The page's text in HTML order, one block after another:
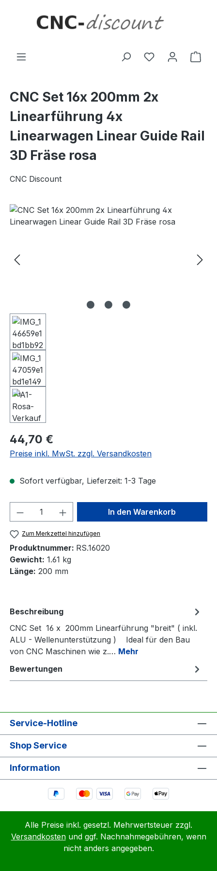
CNC Set 16x 200mm 2x
Linearführung 4x
Linearwagen Linear Guide Rail
3D Fräse rosa
CNC Discount
Bildergalerie überspringen
Regulärer Preis:
44,70 €
Preise inkl. MwSt. zzgl. Versandkosten
Sofort verfügbar, Lieferzeit: 1-3 Tage
Produkt Anzahl: Gib denIn den Warenkorb
Zum Merkzettel hinzufügen
Produktnummer: RS.16020
Gewicht: 1.61 kg
Länge: 200 mm
Beschreibung
CNC Set 16 x 200mm Linearführung "breit" ( inkl.
ALU - Wellenunterstützung ) Ideal für den Bau
von CNC Maschinen wie z.… Mehr
Bewertungen
Service-Hotline
Shop Service
Information
Alle Preise inkl. gesetzl. Mehrwertsteuer zzgl.
Versandkostenund ggf. Nachnahmegebühren, wenn
nicht anders angegeben.